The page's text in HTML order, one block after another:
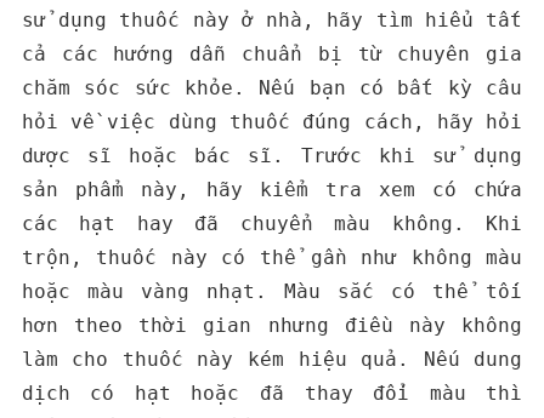
sử dụng thuốc này ở nhà, hãy tìm hiểu tất
cả các hướng dẫn chuẩn bị từ chuyên gia
chăm sóc sức khỏe. Nếu bạn có bất kỳ câu
hỏi về việc dùng thuốc đúng cách, hãy hỏi
dược sĩ hoặc bác sĩ. Trước khi sử dụng
sản phẩm này, hãy kiểm tra xem có chứa
các hạt hay đã chuyển màu không. Khi
trộn, thuốc này có thể gần như không màu
hoặc màu vàng nhạt. Màu sắc có thể tối
hơn theo thời gian nhưng điều này không
làm cho thuốc này kém hiệu quả. Nếu dung
dịch có hạt hoặc đã thay đổi màu thì